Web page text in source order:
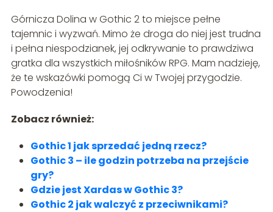
Górnicza Dolina w Gothic 2 to miejsce pełne
tajemnic i wyzwań. Mimo że droga do niej jest trudna
i pełna niespodzianek, jej odkrywanie to prawdziwa
gratka dla wszystkich miłośników RPG. Mam nadzieję,
że te wskazówki pomogą Ci w Twojej przygodzie.
Powodzenia!
Zobacz również:
Gothic 1 jak sprzedać jedną rzecz?
Gothic 3 – ile godzin potrzeba na przejście
gry?
Gdzie jest Xardas w Gothic 3?
Gothic 2 jak walczyć z przeciwnikami?